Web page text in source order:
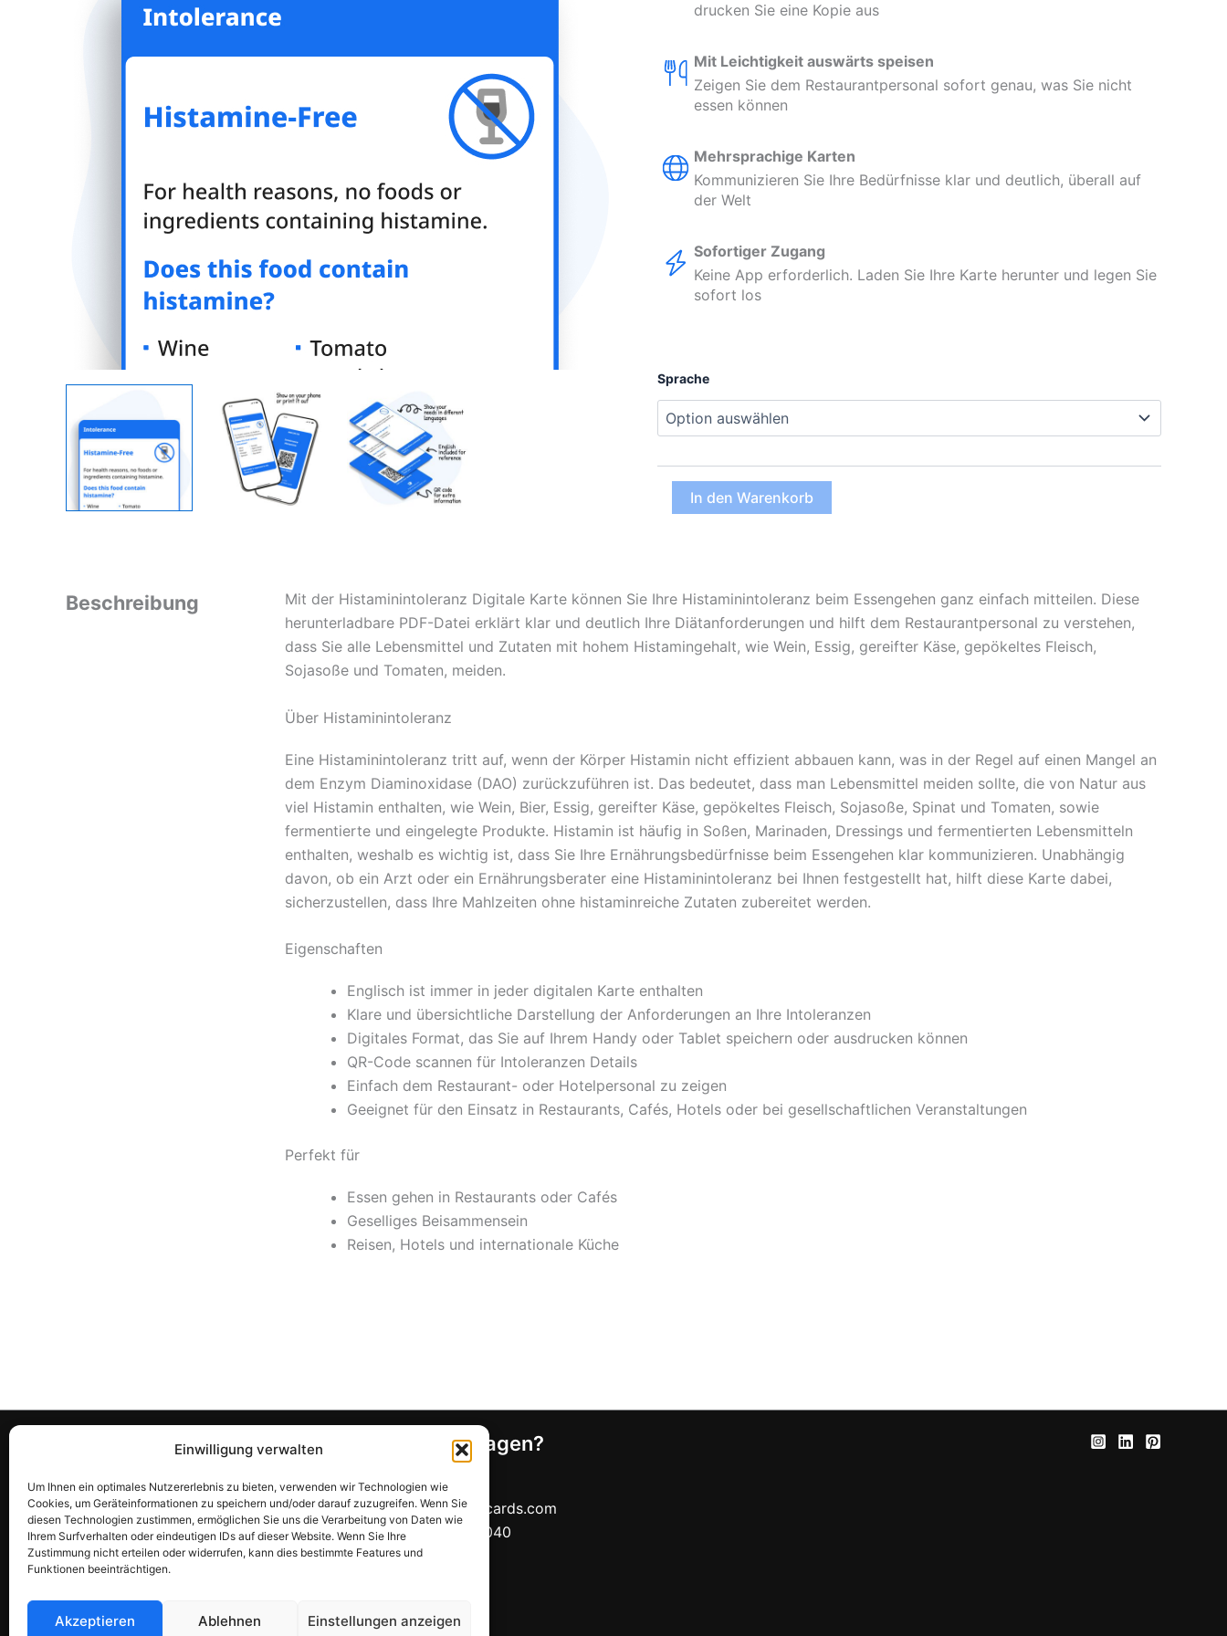
Einwilligung verwalten
Um Ihnen ein optimales Nutzererlebnis zu bieten, verwenden wir Technologien wie
Cookies, um Geräteinformationen zu speichern und/oder darauf zuzugreifen. Wenn Sie
diesen Technologien zustimmen, ermöglichen Sie uns die Verarbeitung von Daten wie
Ihrem Surfverhalten oder eindeutigen IDs auf dieser Website. Wenn Sie Ihre
Zustimmung nicht erteilen oder widerrufen, kann dies bestimmte Features und
Funktionen beeinträchtigen.
Akzeptieren Ablehnen Einstellungen anzeigen
drucken Sie eine Kopie aus
Mit Leichtigkeit auswärts speisen
Zeigen Sie dem Restaurantpersonal sofort genau, was Sie nicht
essen können
Mehrsprachige Karten
Kommunizieren Sie Ihre Bedürfnisse klar und deutlich, überall auf
der Welt
Sofortiger Zugang
Keine App erforderlich. Laden Sie Ihre Karte herunter und legen Sie
sofort los
Sprache
Histaminintoleranz
Digitale
In den Warenkorb
Beschreibung
Mit der Histaminintoleranz Digitale Karte können Sie Ihre Histaminintoleranz beim Essengehen ganz einfach mitteilen. Diese
herunterladbare PDF-Datei erklärt klar und deutlich Ihre Diätanforderungen und hilft dem Restaurantpersonal zu verstehen,
dass Sie alle Lebensmittel und Zutaten mit hohem Histamingehalt, wie Wein, Essig, gereifter Käse, gepökeltes Fleisch,
Sojasoße und Tomaten, meiden.
Über Histaminintoleranz
Eine Histaminintoleranz tritt auf, wenn der Körper Histamin nicht effizient abbauen kann, was in der Regel auf einen Mangel an
dem Enzym Diaminoxidase (DAO) zurückzuführen ist. Das bedeutet, dass man Lebensmittel meiden sollte, die von Natur aus
viel Histamin enthalten, wie Wein, Bier, Essig, gereifter Käse, gepökeltes Fleisch, Sojasoße, Spinat und Tomaten, sowie
fermentierte und eingelegte Produkte. Histamin ist häufig in Soßen, Marinaden, Dressings und fermentierten Lebensmitteln
enthalten, weshalb es wichtig ist, dass Sie Ihre Ernährungsbedürfnisse beim Essengehen klar kommunizieren. Unabhängig
davon, ob ein Arzt oder ein Ernährungsberater eine Histaminintoleranz bei Ihnen festgestellt hat, hilft diese Karte dabei,
sicherzustellen, dass Ihre Mahlzeiten ohne histaminreiche Zutaten zubereitet werden.
Eigenschaften
Englisch ist immer in jeder digitalen Karte enthalten
Klare und übersichtliche Darstellung der Anforderungen an Ihre Intoleranzen
Digitales Format, das Sie auf Ihrem Handy oder Tablet speichern oder ausdrucken können
QR-Code scannen für Intoleranzen Details
Einfach dem Restaurant- oder Hotelpersonal zu zeigen
Geeignet für den Einsatz in Restaurants, Cafés, Hotels oder bei gesellschaftlichen Veranstaltungen
Perfekt für
Essen gehen in Restaurants oder Cafés
Geselliges Beisammensein
Reisen, Hotels und internationale Küche
Rechtliches & Richtlinien
Allgemeine Geschäftsbedingungen
(AGB)
Datenschutzerklärung
Rückerstattungsrichtlinie
Allergen- und Ernährungshinweis
Unternehmensinformationen
Haben Sie Fragen?
Kontakt-Formular
support@mymealcards.com
+358 (0) 40 7317040